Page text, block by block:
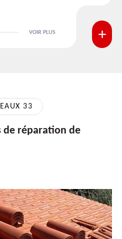
VOIR PLUS
33
de réparation de